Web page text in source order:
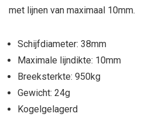
met lijnen van maximaal 10mm.
Schijfdiameter: 38mm
Maximale lijndikte: 10mm
Breeksterkte: 950kg
Gewicht: 24g
Kogelgelagerd